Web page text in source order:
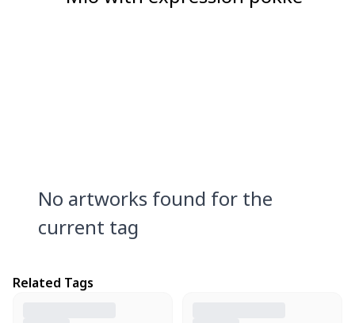
No artworks found for the
current tag
Related Tags